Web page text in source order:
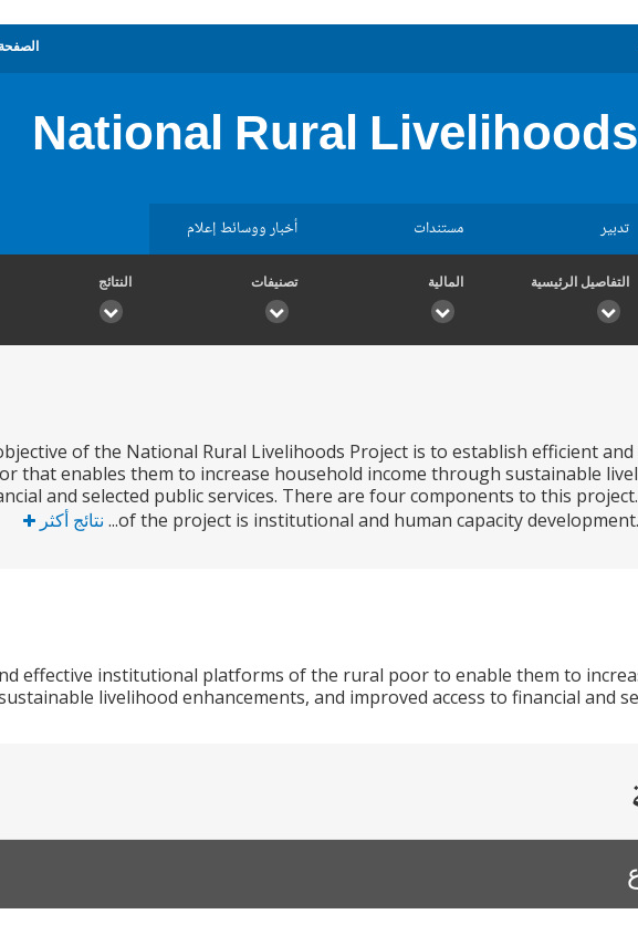
National Rural
تدبير مستندات أخبار ووسائط إعلام
التفاصيل الرئيسية المالية تصنيفات النتائج
of the National Rural Livelihoods Project is to establish efficient
that enables them to increase household income through sustainable
and selected public services. There are four components to this
of the project is institutional and human capacity development.
نتائج أكثر
effective institutional platforms of the rural poor to enable them to
livelihood enhancements, and improved access to financial and